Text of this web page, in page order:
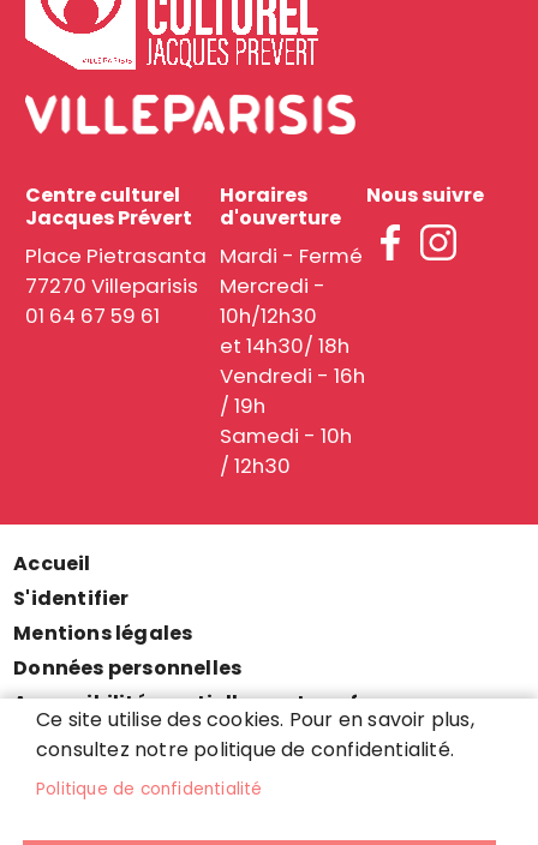
Centre culturel
Jacques Prévert
Place Pietrasanta
77270 Villeparisis
01 64 67 59 61
Horaires
d'ouverture
Mardi - Fermé
Mercredi -
10h/12h30
et 14h30/ 18h
Vendredi - 16h
/ 19h
Samedi - 10h
/ 12h30
Nous suivre
Menu
Pied
de
page
Accueil
S'identifier
Mentions légales
Données personnelles
Accessibilité : partiellement conforme
Cookies
Ce site utilise des cookies. Pour en savoir plus,
consultez notre politique de confidentialité.
Politique de confidentialité